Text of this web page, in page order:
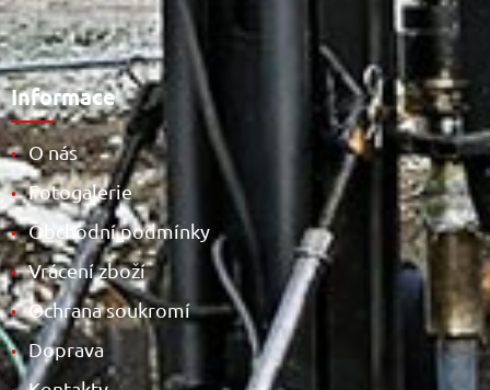
Informace
• O nás
• Fotogalerie
• Obchodní podmínky
• Vrácení zboží
• Ochrana soukromí
• Doprava